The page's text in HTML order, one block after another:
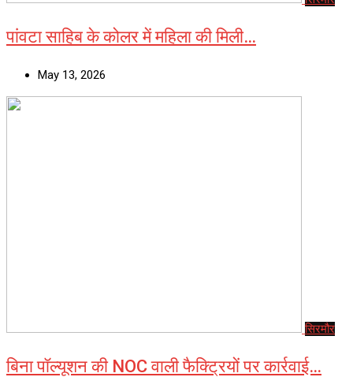
पांवटा साहिब के कोलर में महिला की मिली…
May 13, 2026
सिरमौर
बिना पॉल्यूशन की NOC वाली फैक्ट्रियों पर कार्रवाई…